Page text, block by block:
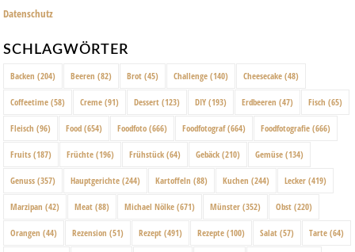
Datenschutz
SCHLAGWÖRTER
Backen (204) Beeren (82) Brot (45) Challenge (140) Cheesecake (48)
Coffeetime (58) Creme (91) Dessert (123) DIY (193) Erdbeeren (47) Fisch (65)
Fleisch (96) Food (654) Foodfoto (666) Foodfotograf(664) Foodfotografie (666)
Fruits (187) Früchte (196) Frühstück (64) Gebäck (210) Gemüse (134)
Genuss (357) Hauptgerichte (244) Kartoffeln (88) Kuchen (244) Lecker (419)
Marzipan (42) Meat (88) Michael Nölke (671) Münster (352) Obst (220)
Orangen (44) Rezension (51) Rezept (491) Rezepte (100) Salat (57) Tarte (64)